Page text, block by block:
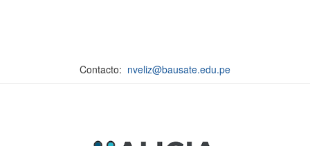
Contacto: nveliz@bausate.edu.pe